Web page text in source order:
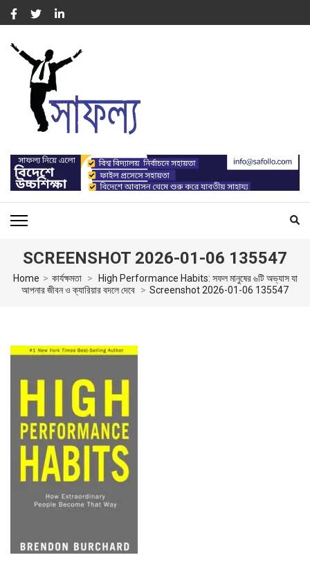
Skip
to
content
(Press
সাফল্য – SUCCESS : WORK
FOR CAPACITY BUILDING
For Capacity Building of Professional People
SCREENSHOT 2026-01-06 135547
Home > কার্যক্ষমতা >
High Performance Habits: সফল মানুষের ৬টি অভ্যাস যা
আপনার জীবন ও ক্যারিয়ার বদলে দেবে > Screenshot 2026-01-06 135547